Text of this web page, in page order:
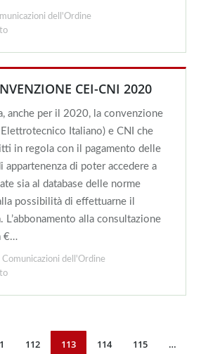
dell'Ordine
CEI-CNI 2020
anche per il 2020, la convenzione
Italiano) e CNI che
in regola con il pagamento delle
appartenenza di poter accedere a
sia al database delle norme
possibilità di effettuarne il
L’abbonamento alla consultazione
€…
Comunicazioni dell'Ordine
112 113 114 115 …